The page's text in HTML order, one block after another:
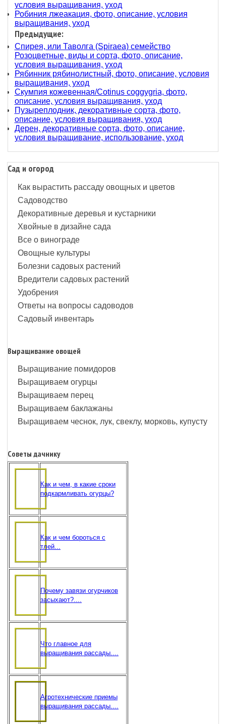
условия выращивания, уход
Робиния лжеакация, фото, описание, условия
выращивания, уход
Предыдущие:
Спирея, или Таволга (Spiraea) семейство
Розоцветные, виды и сорта, фото, описание,
условия выращивания, уход
Рябинник рябинолистный, фото, описание, условия
выращивания, уход
Скумпия кожевенная/Cotinus coggygria, фото,
описание, условия выращивания, уход
Пузыреплодник, декоративные сорта, фото,
описание, условия выращивания, уход
Дерен, декоративные сорта, фото, описание,
условия выращивание, использование, уход
Сад и огород
Как вырастить рассаду овощных и цветов
Садоводство
Декоративные деревья и кустарники
Хвойные в дизайне сада
Все о винограде
Овощные культуры
Болезни садовых растений
Вредители садовых растений
Удобрения
Ответы на вопросы садоводов
Садовый инвентарь
Выращивание овощей
Выращивание помидоров
Выращиваем огурцы
Выращиваем перец
Выращиваем баклажаны
Выращиваем чеснок, лук, свеклу, морковь, купусту
Советы дачнику
Как и чем, в какие сроки
подкармливать огурцы?
Как и чем бороться с
тлей...
Почему завязи огурчиков
засыхают?....
Что главное для
выращивания рассады....
Агротехнические приемы
выращивания рассады....